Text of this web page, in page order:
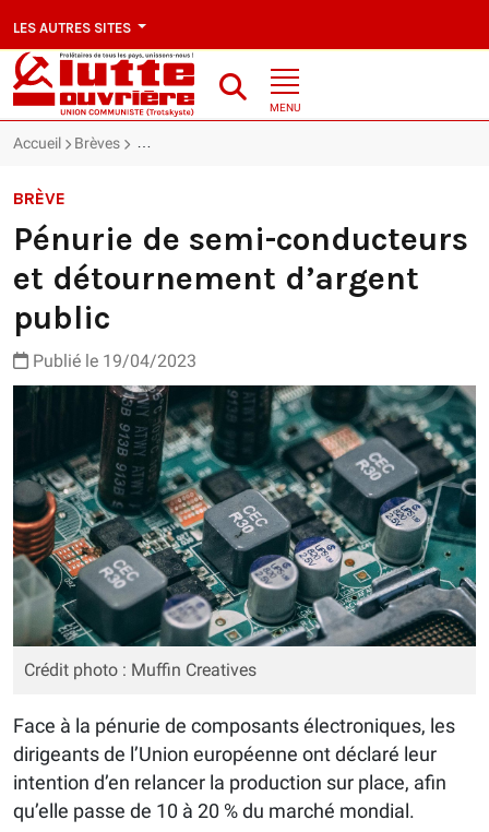
LES AUTRES SITES
MENU
Accueil Brèves Pénurie de semi-conducteurs et détournement
BRÈVE
Pénurie de semi-conducteurs
et détournement d’argent
public
Publié le 19/04/2023
Crédit photo : Muffin Creatives
Face à la pénurie de composants électroniques, les
dirigeants de l’Union européenne ont déclaré leur
intention d’en relancer la production sur place, afin
qu’elle passe de 10 à 20 % du marché mondial.